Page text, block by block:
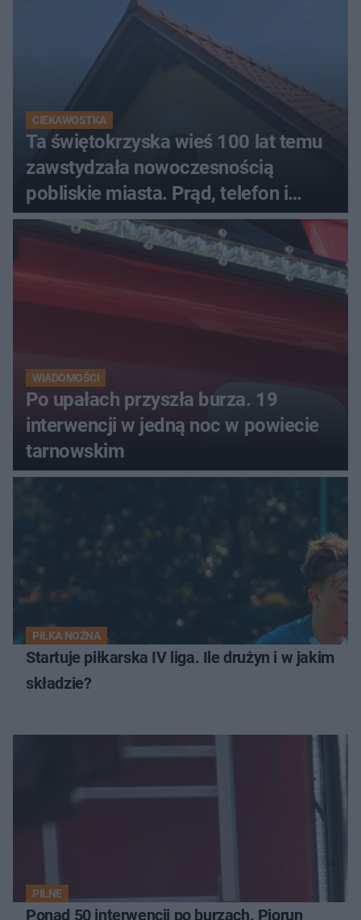
CIEKAWOSTKA
Ta świętokrzyska wieś 100 lat temu
zawstydzała nowoczesnością
pobliskie miasta. Prąd, telefon i
luksusowa auta
WIADOMOŚCI
Po upałach przyszła burza. 19
interwencji w jedną noc w powiecie
tarnowskim
PIŁKA NOŻNA
Startuje piłkarska IV liga. Ile drużyn i w jakim
składzie?
PILNE
Ponad 50 interwencji po burzach. Piorun